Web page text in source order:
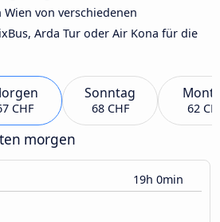
von verschiedenen
Arda Tur oder Air Kona für die
CHF
Sonntag
68 CHF 62
morgen
19h 0min